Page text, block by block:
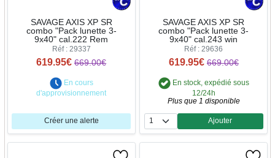
SAVAGE AXIS XP SR
combo "Pack lunette 3-
9x40" cal.222 Rem
Réf : 29337
619.95€ 669.00€
En cours
d'approvisionnement
Créer une alerte
SAVAGE AXIS XP SR
combo "Pack lunette 3-
9x40" cal.243 win
Réf : 29636
619.95€ 669.00€
En stock, expédié sous
12/24h
Plus que 1 disponible
Quantité
Ajouter